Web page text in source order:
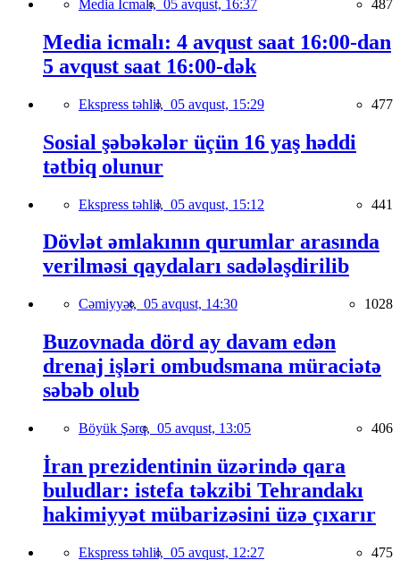
Media İcmalı, 05 avqust, 16:37 487
Media icmalı: 4 avqust saat 16:00-dan
5 avqust saat 16:00-dək
Ekspress təhlil, 05 avqust, 15:29 477
Sosial şəbəkələr üçün 16 yaş həddi
tətbiq olunur
Ekspress təhlil, 05 avqust, 15:12 441
Dövlət əmlakının qurumlar arasında
verilməsi qaydaları sadələşdirilib
Cəmiyyət, 05 avqust, 14:30 1028
Buzovnada dörd ay davam edən
drenaj işləri ombudsmana müraciətə
səbəb olub
Böyük Şərq, 05 avqust, 13:05 406
İran prezidentinin üzərində qara
buludlar: istefa təkzibi Tehrandakı
hakimiyyət mübarizəsini üzə çıxarır
Ekspress təhlil, 05 avqust, 12:27 475